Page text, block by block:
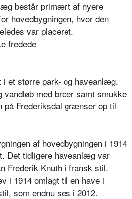
består primært af nyere
hovedbygningen, hvor den
var placeret.
fredede
i et større park- og haveanlæg,
vandløb med broer samt smukke
på Frederiksdal grænser op til
af hovedbygningen i 1914
Det tidligere haveanlæg var
Frederik Knuth i fransk stil.
i 1914 omlagt til en have i
som endnu ses i 2012.